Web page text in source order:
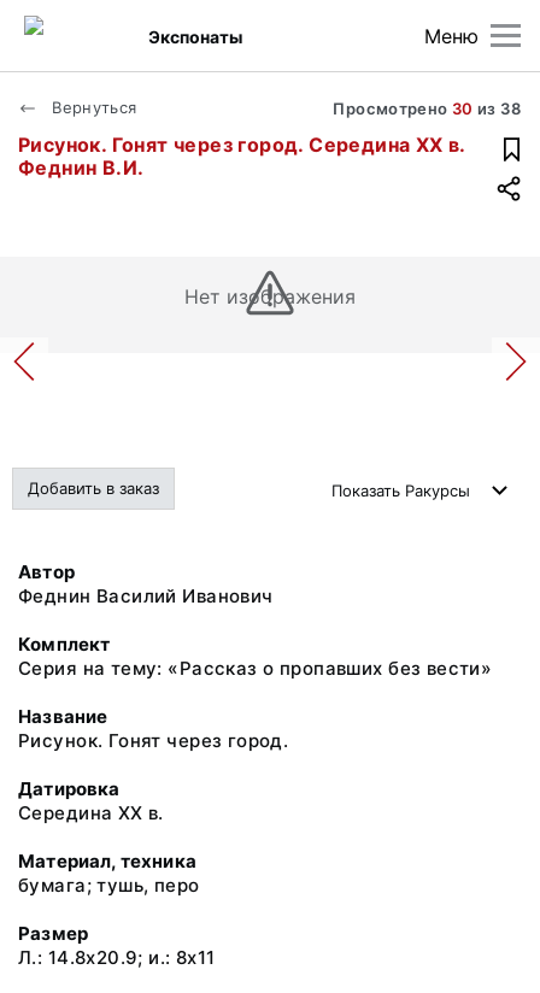
Меню
Экспонаты
Вернуться Просмотрено 30 из 38
Рисунок. Гонят через город. Середина ХХ в.
Феднин В.И.
Нет изображения
Добавить в заказ Показать Ракурсы
Автор
Феднин Василий Иванович
Комплект
Серия на тему: «Рассказ о пропавших без вести»
Название
Рисунок. Гонят через город.
Датировка
Середина ХХ в.
Материал, техника
бумага; тушь, перо
Размер
Л.: 14.8x20.9; и.: 8x11